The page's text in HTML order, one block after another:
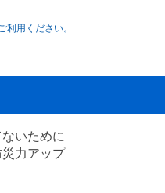
利用ください。
いために
力アップ